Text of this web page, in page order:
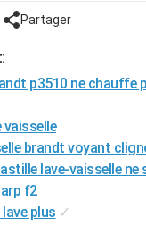
Partager
p3510 ne chauffe
vaisselle
brandt voyant
lave-vaisselle ne
f2
plus ✓